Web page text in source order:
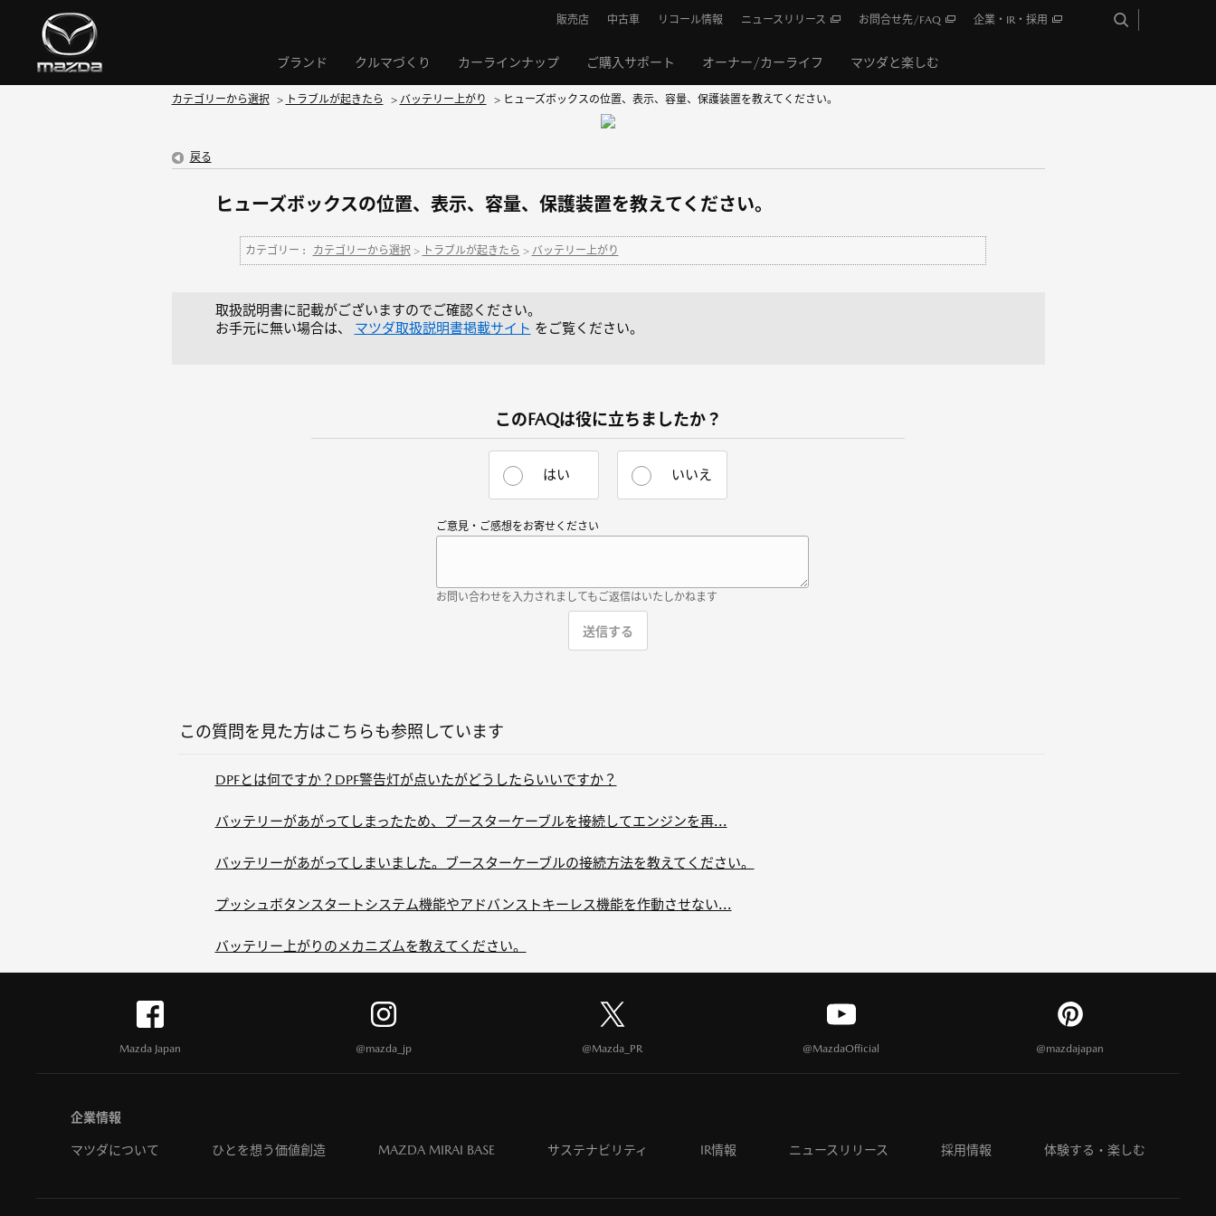
ブランド クルマづくり カーラインナップ ご購入サポート オーナー/カーライフ マツダと楽しむ
販売店 中古車 リコール情報 ニュースリリース お問合せ先/FAQ 企業・IR・採用
カテゴリーから選択 > トラブルが起きたら > バッテリー上がり > ヒューズボックスの位置、表示、容量、保護装置を教えてください。
戻る
ヒューズボックスの位置、表示、容量、保護装置を教えてください。
カテゴリー : カテゴリーから選択 > トラブルが起きたら > バッテリー上がり
取扱説明書に記載がございますのでご確認ください。
お手元に無い場合は、 マツダ取扱説明書掲載サイト をご覧ください。
このFAQは役に立ちましたか？
はい いいえ
ご意見・ご感想をお寄せください
お問い合わせを入力されましてもご返信はいたしかねます
この質問を見た方はこちらも参照しています
DPFとは何ですか？DPF警告灯が点いたがどうしたらいいですか？
バッテリーがあがってしまったため、ブースターケーブルを接続してエンジンを再...
バッテリーがあがってしまいました。ブースターケーブルの接続方法を教えてください。
プッシュボタンスタートシステム機能やアドバンストキーレス機能を作動させない...
バッテリー上がりのメカニズムを教えてください。
Mazda Japan @mazda_jp @Mazda_PR @MazdaOfficial @mazdajapan
企業情報
マツダについて ひとを想う価値創造 MAZDA MIRAI BASE サステナビリティ IR情報 ニュースリリース 採用情報 体験する・楽しむ